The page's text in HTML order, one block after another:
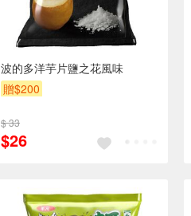
波的多洋芋片鹽之花風味
贈$200
$ 33
$26